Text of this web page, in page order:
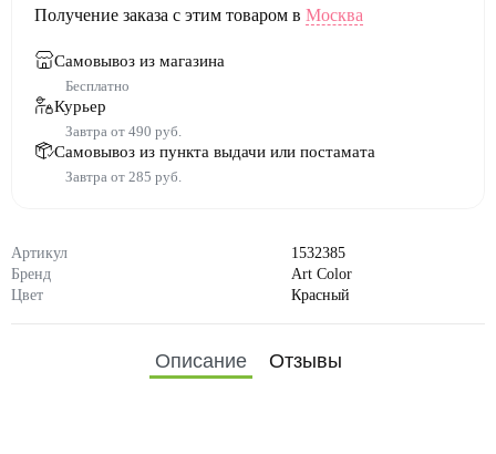
Артикул
1532385
Бренд
Art Color
Цвет
Красный
Получение заказа с этим товаром в Москва
Самовывоз из магазина
Бесплатно
Курьер
Завтра от 490 руб.
Самовывоз из пункта выдачи или постамата
Завтра от 285 руб.
Описание Отзывы